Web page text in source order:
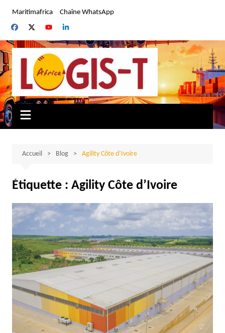
contenu
Maritimafrica Chaîne WhatsApp
Accueil Blog Agility Côte d’Ivoire
Étiquette : Agility Côte d’Ivoire